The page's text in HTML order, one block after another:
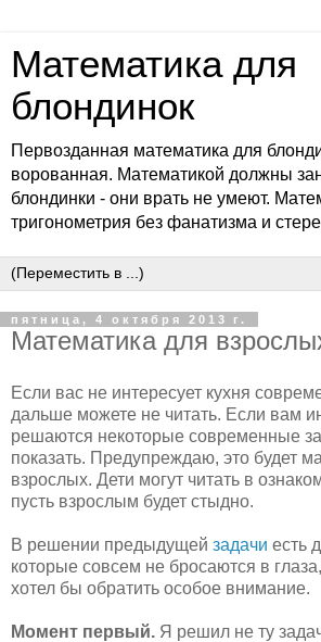
Математика для
блондинок
Первозданная математика для
ворованная. Математикой должны
блондинки - они врать не умеют.
тригонометрия без фанатизма и
пятница, 4 октября 2013 г.
Математика для
Если вас не интересует кухня
дальше можете не читать. Если вам
решаются некоторые современные
показать. Предупреждаю, это будет
взрослых. Дети могут читать в
пусть взрослым будет стыдно.
В решении предыдущей задачи есть
которые совсем не бросаются в
хотел бы обратить особое внимание.
Момент первый. Я решил не ту